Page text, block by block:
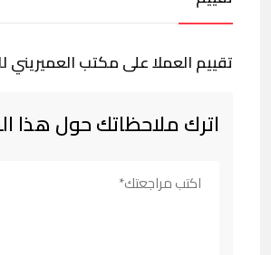
تقييم العملا على مكتب العميريني
اترك ملاحظاتك حول هذا